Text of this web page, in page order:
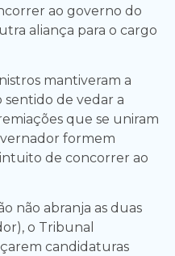
ao governo do
aliança para o cargo
mantiveram a
de vedar a
que se uniram
formem
de concorrer ao
não abranja as duas
o Tribunal
candidaturas